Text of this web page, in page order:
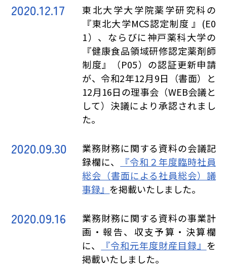
2020.12.17
東北大学大学院薬学研究科の
『東北大学MCS認定制度 』(E0
1）、ならびに神戸薬科大学の
『健康食品領域研修認定薬剤師
制度』（P05）の認証更新申請
が、令和2年12月9日（書面）と
12月16日の理事会（WEB会議と
して）決議により承認されまし
た。
2020.09.30
業務財務に関する資料の会議記
録欄に、
『令和２年度臨時社員
総会（書面による社員総会）議
事録』 を掲載いたしました。
2020.09.16
業務財務に関する資料の事業計
画・報告、収支予算・決算欄
に、
『令和元年度財産目録』 を
掲載いたしました。